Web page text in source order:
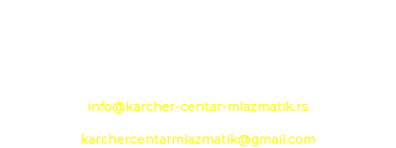
info@karcher-centar-mlazmatik.rs
karchercentarmlazmatik@gmail.com